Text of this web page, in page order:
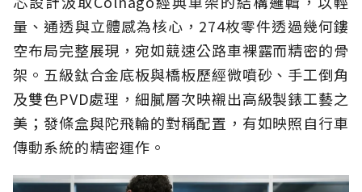
量、通透與立體感為核心，274枚零件透過幾何鏤
空布局完整展現，宛如競速公路車裸露而精密的骨
架。五級鈦合金底板與橋板歷經微噴砂、手工倒角
及雙色PVD處理，細膩層次映襯出高級製錶工藝之
美；發條盒與陀飛輪的對稱配置，有如映照自行車
傳動系統的精密運作。